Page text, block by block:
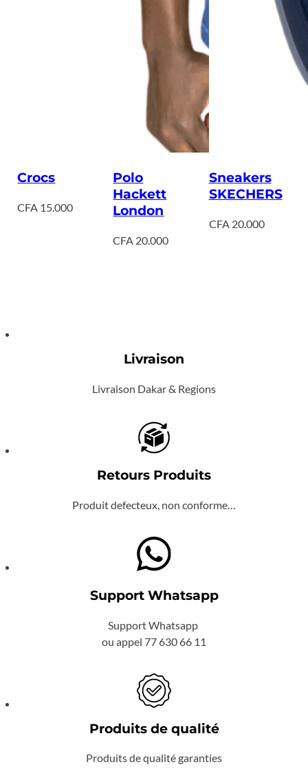
Crocs
CFA 15.000
Polo
Hackett
London
CFA 20.000
Sneakers
SKECHERS
CFA20.000
Livraison
Livraison Dakar & Regions
Retours Produits
Produit defecteux, non conforme…
Support Whatsapp
Support Whatsapp
ou appel 77 630 66 11
Produits de qualité
Produits de qualité garanties